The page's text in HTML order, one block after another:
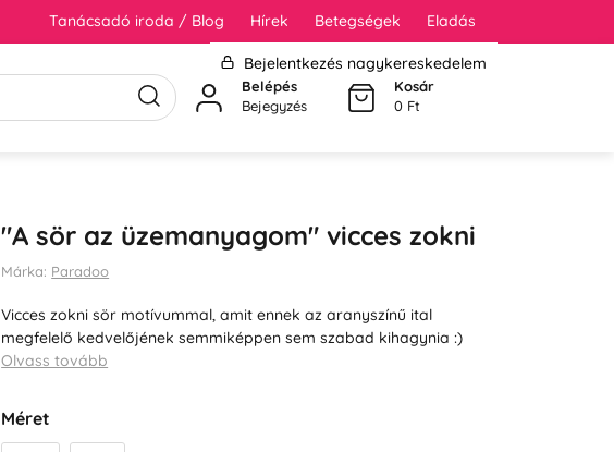
Tanácsadó iroda / Blog Hírek Betegségek Eladás
Bejelentkezés nagykereskedelem
Belépés
Bejegyzés
Kosár
0 Ft
"A sör az üzemanyagom" vicces zokni
Márka: Paradoo
Vicces zokni sör motívummal, amit ennek az aranyszínű ital
megfelelő kedvelőjének semmiképpen sem szabad kihagynia :)
Olvass tovább
Méret